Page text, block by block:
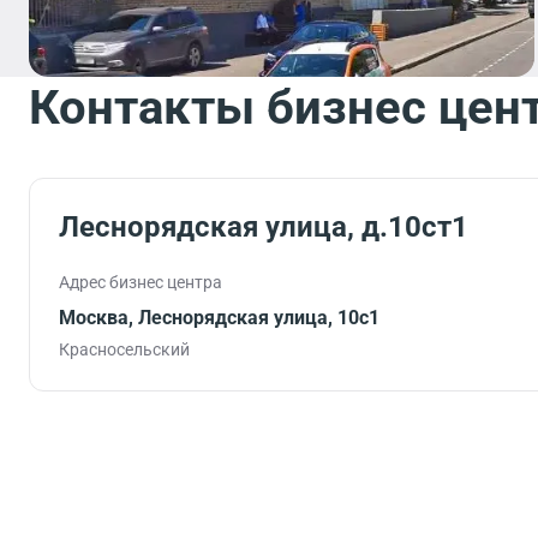
Контакты бизнес
Леснорядская улица, д.10ст1
Адрес бизнес центра
Москва, Леснорядская улица, 10с1
Красносельский